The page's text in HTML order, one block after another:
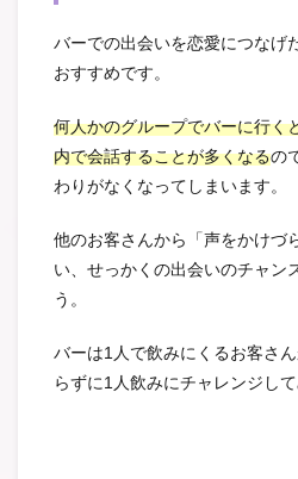
バーでの出会いを恋愛につなげ
おすすめです。
何人かのグループでバーに行く
内で会話することが多くなるの
わりがなくなってしまいます。
他のお客さんから「声をかけづ
い、せっかくの出会いのチャン
う。
バーは1人で飲みにくるお客さ
らずに1人飲みにチャレンジして